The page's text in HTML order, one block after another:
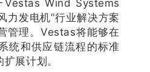
Wind Systems
力发电机”行业解决方案
管理。Vestas将能够在
统和供应链流程的标准
展计划。